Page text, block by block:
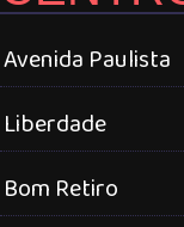
Avenida Paulista
Liberdade
Bom Retiro